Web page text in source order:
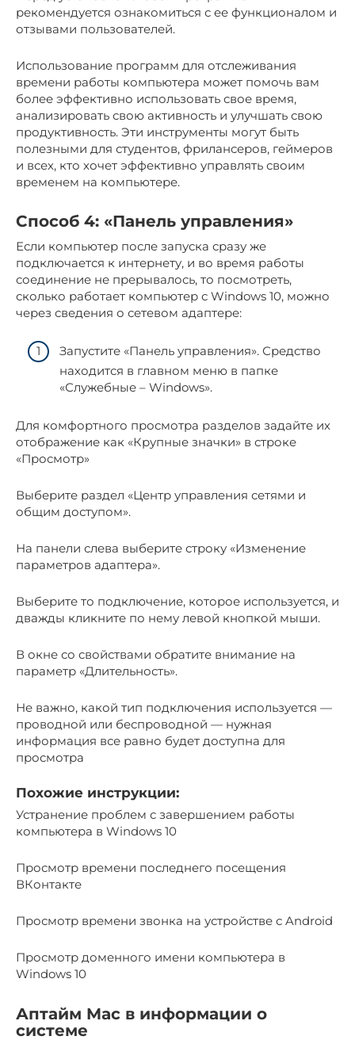
рекомендуется ознакомиться с ее функционалом и
отзывами пользователей.
Использование программ для отслеживания
времени работы компьютера может помочь вам
более эффективно использовать свое время,
анализировать свою активность и улучшать свою
продуктивность. Эти инструменты могут быть
полезными для студентов, фрилансеров, геймеров
и всех, кто хочет эффективно управлять своим
временем на компьютере.
Способ 4: «Панель управления»
Если компьютер после запуска сразу же
подключается к интернету, и во время работы
соединение не прерывалось, то посмотреть,
сколько работает компьютер с Windows 10, можно
через сведения о сетевом адаптере:
Запустите «Панель управления». Средство
находится в главном меню в папке
«Служебные – Windows».
Для комфортного просмотра разделов задайте их
отображение как «Крупные значки» в строке
«Просмотр»
Выберите раздел «Центр управления сетями и
общим доступом».
На панели слева выберите строку «Изменение
параметров адаптера».
Выберите то подключение, которое используется, и
дважды кликните по нему левой кнопкой мыши.
В окне со свойствами обратите внимание на
параметр «Длительность».
Не важно, какой тип подключения используется —
проводной или беспроводной — нужная
информация все равно будет доступна для
просмотра
Похожие инструкции:
Устранение проблем с завершением работы
компьютера в Windows 10
Просмотр времени последнего посещения
ВКонтакте
Просмотр времени звонка на устройстве с Android
Просмотр доменного имени компьютера в
Windows 10
Аптайм Mac в информации о
системе